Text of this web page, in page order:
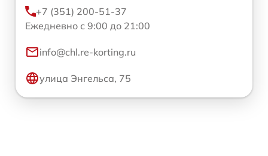
+7 (351) 200-51-37
Ежедневно с 9:00 до 21:00
info@chl.re-korting.ru
улица Энгельса, 75